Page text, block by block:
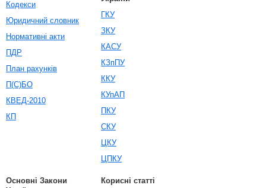
Кодекси
Юридичний словник
Нормативні акти
ПДР
План рахунків
П(С)БО
КВЕД-2010
КП
ГКУ
ЗКУ
КАСУ
КЗпПУ
ККУ
КУпАП
ПКУ
СКУ
ЦКУ
ЦПКУ
Основні Закони
Корисні статті